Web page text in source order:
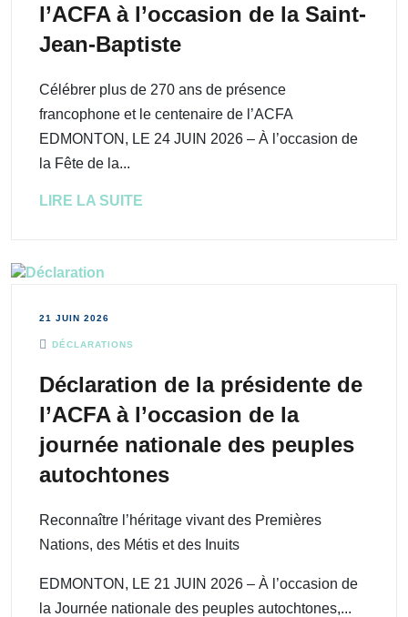
l’ACFA à l’occasion de la Saint-
Jean-Baptiste
Célébrer plus de 270 ans de présence
francophone et le centenaire de l’ACFA
EDMONTON, LE 24 JUIN 2026 – À l’occasion de
la Fête de la...
LIRE LA SUITE
21 JUIN 2026
DÉCLARATIONS
Déclaration de la présidente de
l’ACFA à l’occasion de la
journée nationale des peuples
autochtones
Reconnaître l’héritage vivant des Premières
Nations, des Métis et des Inuits
EDMONTON, LE 21 JUIN 2026 – À l’occasion de
la Journée nationale des peuples autochtones,...